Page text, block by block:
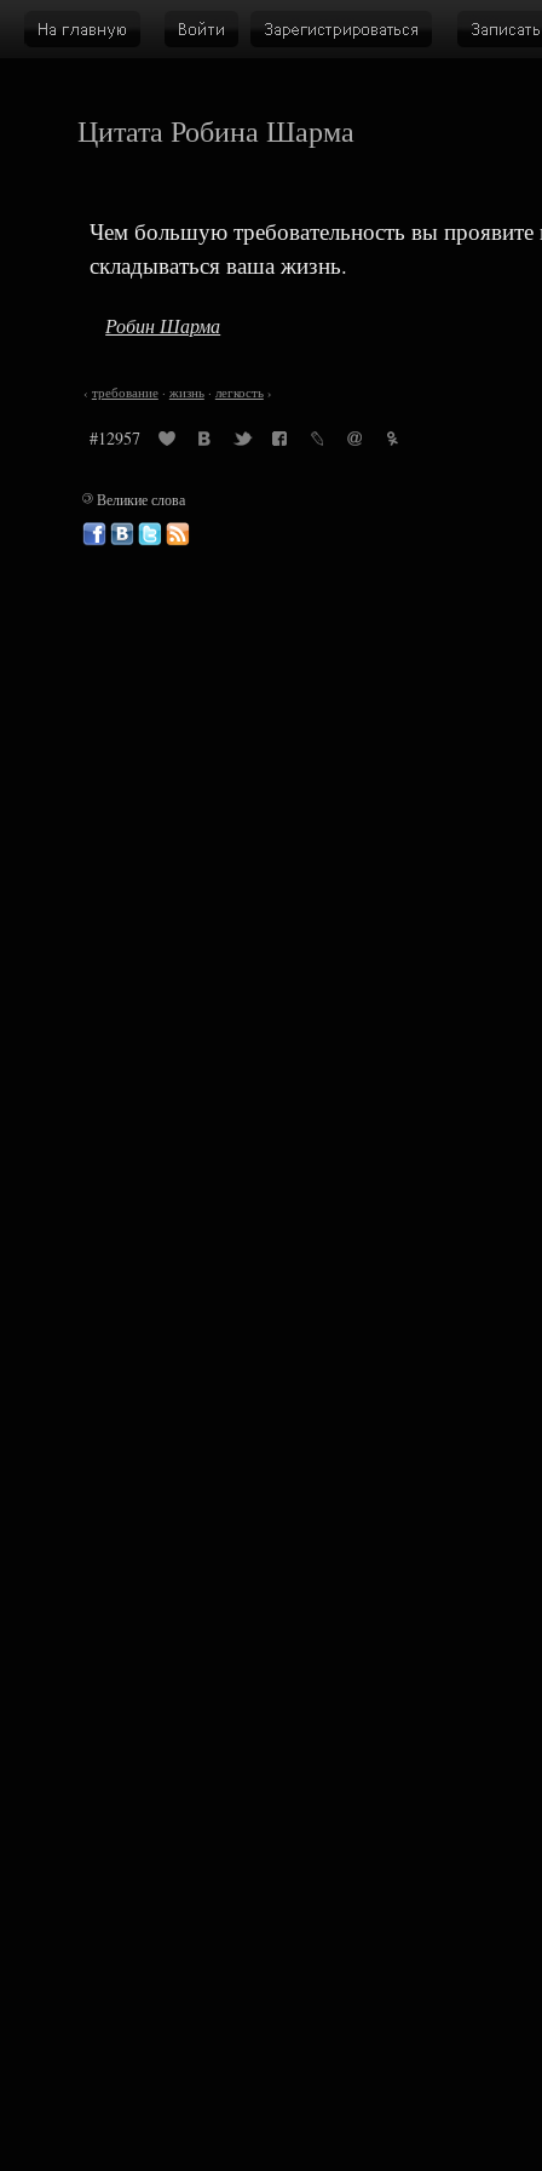
Цитата Робина Шарма
Чем большую требовательность вы проявите
складываться ваша жизнь.
Робин Шарма
‹ требование· жизнь· легкость›
#12957
©Великие слова